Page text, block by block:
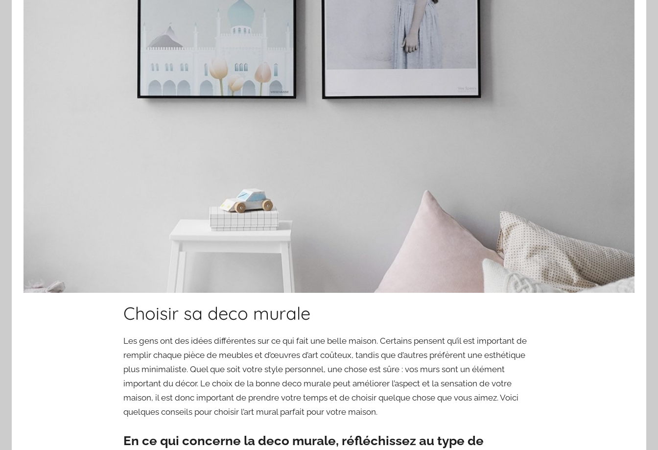
Choisir sa deco murale
Les gens ont des idées différentes sur ce qui fait une belle maison. Certains pensent qu’il est important de
remplir chaque pièce de meubles et d’œuvres d’art coûteux, tandis que d’autres préfèrent une esthétique
plus minimaliste. Quel que soit votre style personnel, une chose est sûre : vos murs sont un élément
important du décor. Le choix de la bonne deco murale peut améliorer l’aspect et la sensation de votre
maison, il est donc important de prendre votre temps et de choisir quelque chose que vous aimez. Voici
quelques conseils pour choisir l’art mural parfait pour votre maison.
En ce qui concerne la deco murale, réfléchissez au type de